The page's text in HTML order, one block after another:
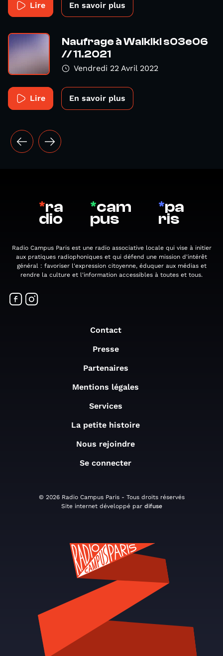
Lire En savoir plus
Naufrage à Waikiki s03e06
// 11.2021
Vendredi 22 Avril 2022
Lire En savoir plus
*ra
dio
*cam
pus
*pa
ris
Radio Campus Paris est une radio associative locale qui vise à initier
aux pratiques radiophoniques et qui défend une mission d'intérêt
général : favoriser l'expression citoyenne, éduquer aux médias et
rendre la culture et l'information accessibles à toutes et tous.
Contact
Presse
Partenaires
Mentions légales
Services
La petite histoire
Nous rejoindre
Se connecter
© 2026 Radio Campus Paris - Tous droits réservés
Site internet développé par difuse